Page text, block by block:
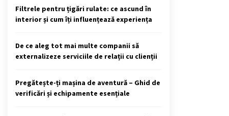
Filtrele pentru țigări rulate: ce ascund în
interior și cum îți influențează experiența
De ce aleg tot mai multe companii să
externalizeze serviciile de relații cu clienții
Pregătește-ți mașina de aventură – Ghid de
verificări și echipamente esențiale